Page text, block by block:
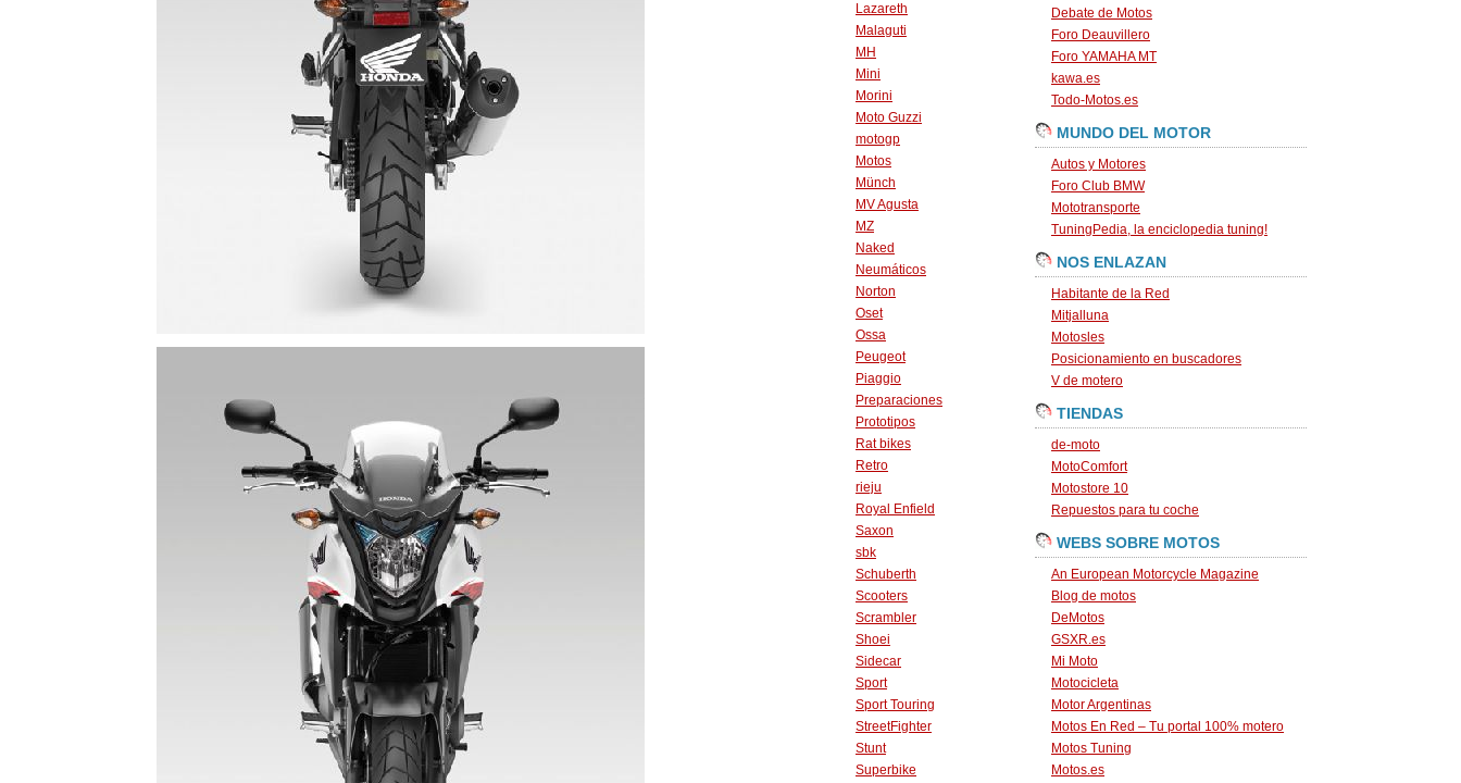
Lazareth
Malaguti
MH
Mini
Morini
Moto Guzzi
motogp
Motos
Münch
MV Agusta
MZ
Naked
Neumáticos
Norton
Oset
Ossa
Peugeot
Piaggio
Preparaciones
Prototipos
Rat bikes
Retro
rieju
Royal Enfield
Saxon
sbk
Schuberth
Scooters
Scrambler
Shoei
Sidecar
Sport
Sport Touring
StreetFighter
Stunt
Superbike
Debate de Motos
Foro Deauvillero
Foro YAMAHA MT
kawa.es
Todo-Motos.es
MUNDO DEL MOTOR
Autos y Motores
Foro Club BMW
Mototransporte
TuningPedia, la enciclopedia tuning!
NOS ENLAZAN
Habitante de la Red
Mitjalluna
Motosles
Posicionamiento en buscadores
V de motero
TIENDAS
de-moto
MotoComfort
Motostore 10
Repuestos para tu coche
WEBS SOBRE MOTOS
An European Motorcycle Magazine
Blog de motos
DeMotos
GSXR.es
Mi Moto
Motocicleta
Motor Argentinas
Motos En Red – Tu portal 100% motero
Motos Tuning
Motos.es